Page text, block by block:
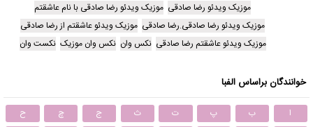
موزیک ویدئو رضا صادقی موزیک ویدئو رضا صادقی با نام عاشقتم
موزیک ویدئو رضا صادقی.رضا صادقی موزیک ویدئو عاشقتم از رضا صادقی
موزیک ویدئو عاشقتم رضا صادقی نکس وان نکس وان موزیک نکست وان
خوانندگان براساس الفبا
ا ب پ ت ث ج چ
ح